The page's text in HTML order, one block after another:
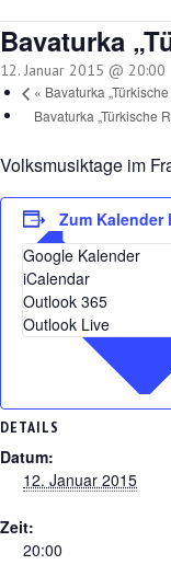
Bavaturka
12. Januar 2015 @ 20:00
« Bavaturka
Bavaturka „Türkische
Volksmusiktage im
Zum Kalender
Google Kalender
iCalendar
Outlook 365
Outlook Live
DETAILS
Datum:
12. Januar 2015
Zeit:
20:00